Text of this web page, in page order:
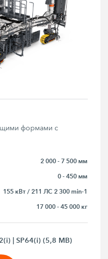
формами с
2 000 - 7 500 мм
0 - 450 мм
155 кВт / 211 ЛС 2 300 min-1
17 000 - 45 000 кг
| SP64(i) (5,8 MB)